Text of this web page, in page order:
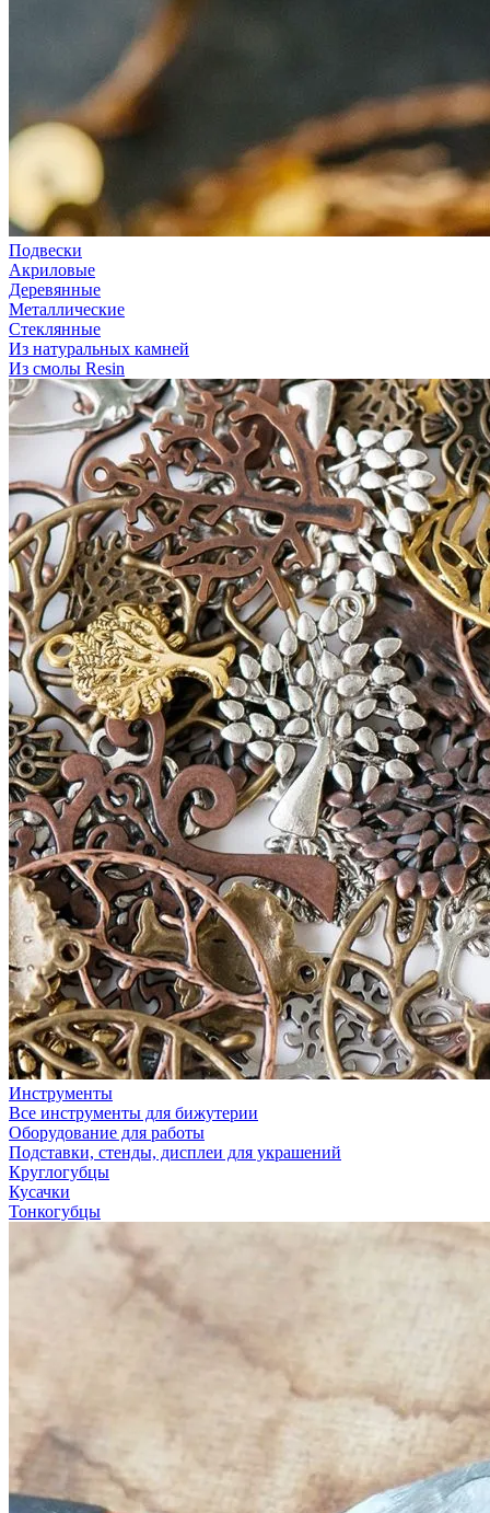
Подвески
Акриловые
Деревянные
Металлические
Стеклянные
Из натуральных камней
Из смолы Resin
Инструменты
Все инструменты для бижутерии
Оборудование для работы
Подставки, стенды, дисплеи для украшений
Круглогубцы
Кусачки
Тонкогубцы